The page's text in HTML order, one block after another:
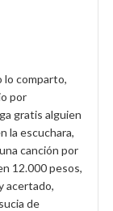
lo comparto,
por
gratis alguien
la escuchara,
canción por
12.000 pesos,
acertado,
de